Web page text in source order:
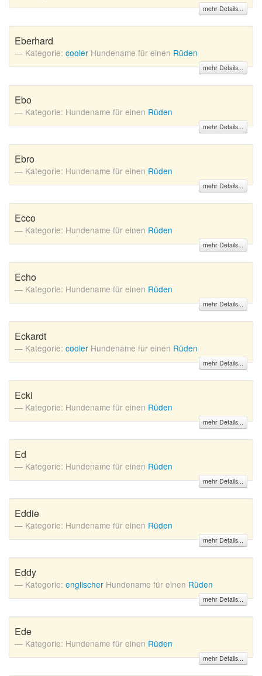
mehr Details...
Eberhard
Kategorie: cooler Hundename für einen Rüden
mehr Details...
Ebo
Kategorie: Hundename für einen Rüden
mehr Details...
Ebro
Kategorie: Hundename für einen Rüden
mehr Details...
Ecco
Kategorie: Hundename für einen Rüden
mehr Details...
Echo
Kategorie: Hundename für einen Rüden
mehr Details...
Eckardt
Kategorie: cooler Hundename für einen Rüden
mehr Details...
Ecki
Kategorie: Hundename für einen Rüden
mehr Details...
Ed
Kategorie: Hundename für einen Rüden
mehr Details...
Eddie
Kategorie: Hundename für einen Rüden
mehr Details...
Eddy
Kategorie: englischer Hundename für einen Rüden
mehr Details...
Ede
Kategorie: Hundename für einen Rüden
mehr Details...